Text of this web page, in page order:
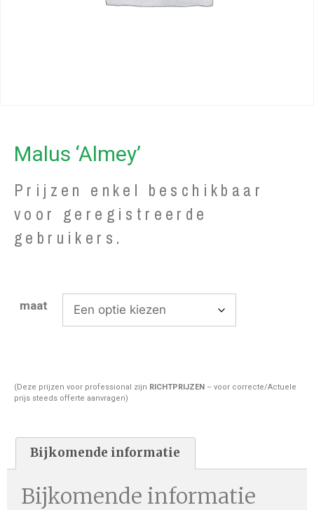
Malus ‘Almey’
Prijzen enkel beschikbaar
voor geregistreerde
gebruikers.
maat
(Deze prijzen voor professional zijn RICHTPRIJZEN – voor correcte/Actuele
prijs steeds offerte aanvragen)
Bijkomende informatie
Bijkomende informatie